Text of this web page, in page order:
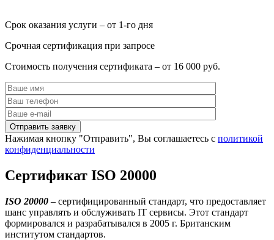
Срок оказания услуги – от 1-го дня
Срочная сертификация при запросе
Стоимость получения сертификата – от 16 000 руб.
Нажимая кнопку "Отправить", Вы соглашаетесь с политикой
конфиденциальности
Сертификат ISO 20000
ISO 20000 – сертифицированный стандарт, что предоставляет
шанс управлять и обслуживать IT сервисы. Этот стандарт
формировался и разрабатывался в 2005 г. Британским
институтом стандартов.